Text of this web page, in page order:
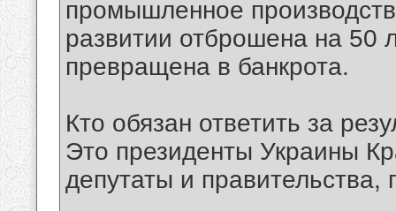
промышленное
развитии отброшена на 50
превращена в банкрота.
Кто обязан ответить за
Это президенты Украины
депутаты и